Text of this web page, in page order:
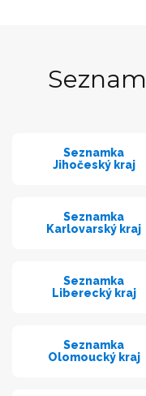
Seznamka
Jihočeský kraj
Seznamka
Karlovarský kraj
Seznamka
Liberecký kraj
Seznamka
Olomoucký kraj